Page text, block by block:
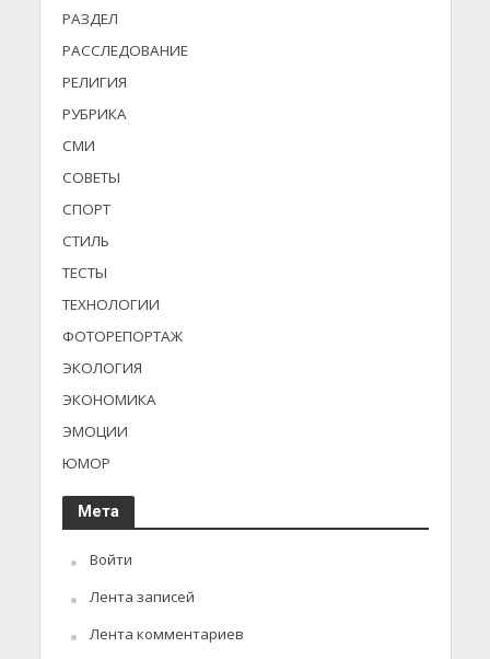
РАЗДЕЛ
РАССЛЕДОВАНИЕ
РЕЛИГИЯ
РУБРИКА
СМИ
СОВЕТЫ
СПОРТ
СТИЛЬ
ТЕСТЫ
ТЕХНОЛОГИИ
ФОТОРЕПОРТАЖ
ЭКОЛОГИЯ
ЭКОНОМИКА
ЭМОЦИИ
ЮМОР
Мета
Войти
Лента записей
Лента комментариев